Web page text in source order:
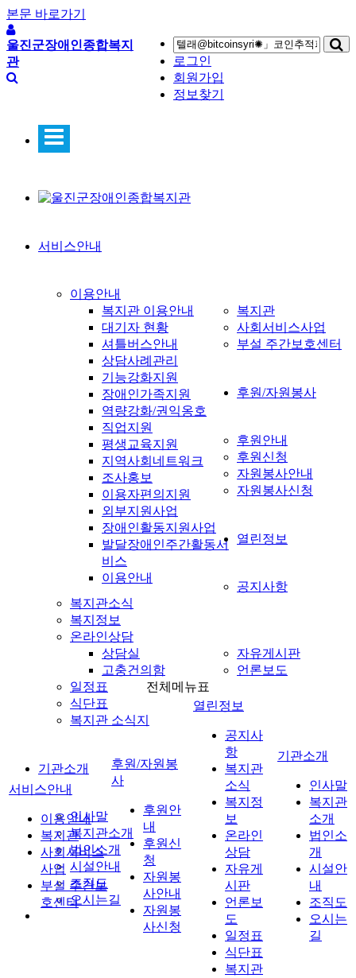
본문 바로가기
로그인
회원가입
정보찾기
울진군장애인종합복지
관
서비스안내
이용안내
복지관 이용안내
대기자 현황
셔틀버스안내
복지관
상담사례관리
기능강화지원
장애인가족지원
역량강화/권익옹호
직업지원
평생교육지원
지역사회네트워크
조사홍보
이용자편의지원
외부지원사업
사회서비스사업
장애인활동지원사업
발달장애인주간활동서
비스
부설 주간보호센터
이용안내
후원/자원봉사
후원안내
후원신청
자원봉사안내
자원봉사신청
열린정보
공지사항
복지관소식
복지정보
온라인상담
상담실
고충건의함
자유게시판
언론보도
일정표
식단표
복지관 소식지
기관소개
인사말
복지관소개
법인소개
시설안내
조직도
오시는길
전체메뉴표
서비스안내
이용안내
복지관
사회서비스
사업
부설 주간보
호센터
후원/자원봉
사
후원안
내
후원신
청
자원봉
사안내
자원봉
사신청
열린정보
공지사
항
복지관
소식
복지정
보
온라인
상담
자유게
시판
언론보
도
일정표
식단표
복지관
기관소개
인사말
복지관
소개
법인소
개
시설안
내
조직도
오시는
길